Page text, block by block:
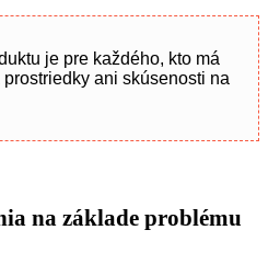
je pre každého, kto má
ani skúsenosti na
na základe problému